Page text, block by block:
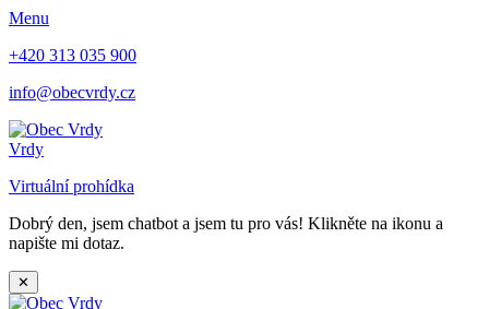
Menu
+420 313 035 900
info@obecvrdy.cz
Vrdy
Virtuální prohídka
Dobrý den, jsem chatbot a jsem tu pro vás! Klikněte na ikonu a
napište mi dotaz.
✕